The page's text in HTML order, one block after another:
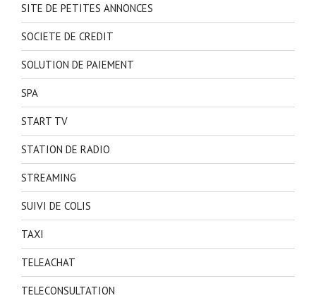
SITE DE PETITES ANNONCES
SOCIETE DE CREDIT
SOLUTION DE PAIEMENT
SPA
START TV
STATION DE RADIO
STREAMING
SUIVI DE COLIS
TAXI
TELEACHAT
TELECONSULTATION